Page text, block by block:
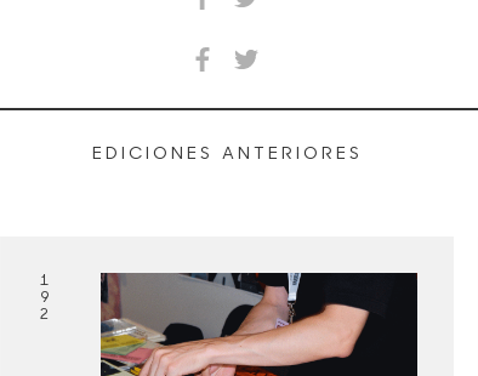
EDICIONES ANTERIORES
1
9
2